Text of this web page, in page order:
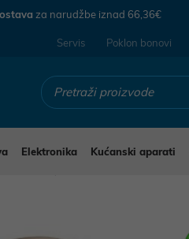
za narudžbe iznad 66,36€
Servis Poklon bonovi
Elektronika Kućanski aparati